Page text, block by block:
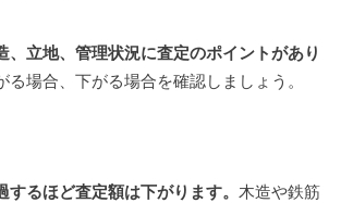
、立地、管理状況に査定のポイントがあり
る場合、下がる場合を確認しましょう。
るほど査定額は下がります。 木造や鉄筋